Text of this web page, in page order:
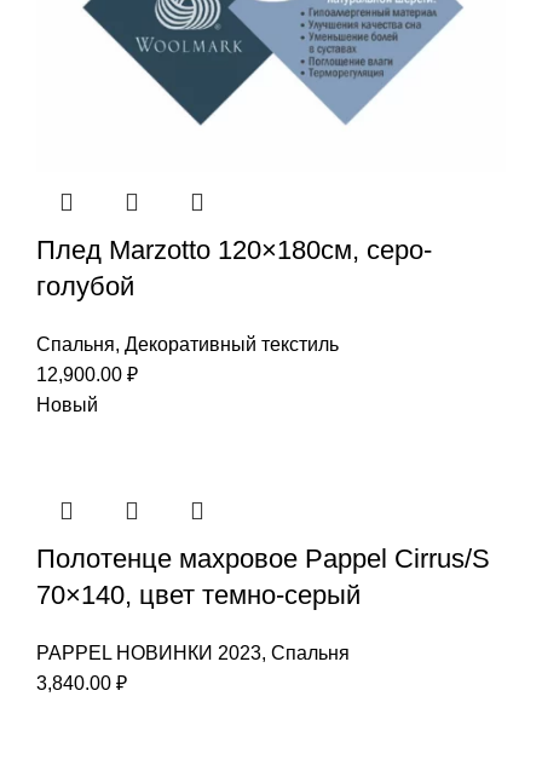
Плед Marzotto 120×180см, серо-
голубой
Спальня, Декоративный текстиль
12,900.00 ₽
Новый
Полотенце махровое Pappel Cirrus/S
70×140, цвет темно-серый
PAPPEL НОВИНКИ 2023, Спальня
3,840.00 ₽